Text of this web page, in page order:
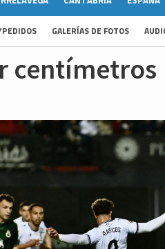
GALERÍAS DE FOTOS
centímetros